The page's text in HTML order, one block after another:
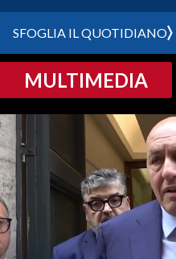
CRONACA SARDEGNA
PROVINCIA DI CAGLIARI
SULCIS IGLESIENTE
MEDIO CAMPIDANO
ORISTANO E PROVINCIA
SASSARI E PROVINCIA
GALLURA
SFOGLIA IL QUOTIDIANO
MULTIMEDIA